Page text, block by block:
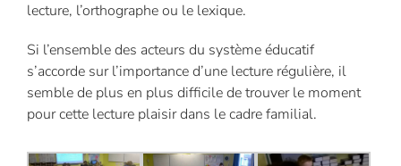
lecture, l’orthographe ou le lexique.
Si l’ensemble des acteurs du système éducatif
s’accorde sur l’importance d’une lecture régulière, il
semble de plus en plus difficile de trouver le moment
pour cette lecture plaisir dans le cadre familial.